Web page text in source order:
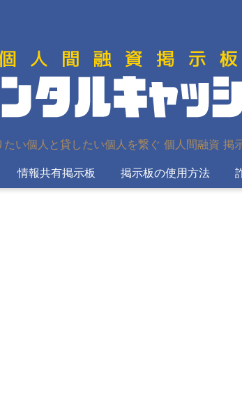
たい個人と貸したい個人を繋ぐ 個人間融資 掲
情報共有掲示板 掲示板の使用方法